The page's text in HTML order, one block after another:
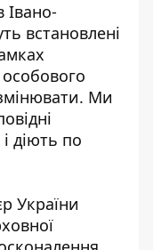
Івано-
встановлені
. Ми
діють по
України